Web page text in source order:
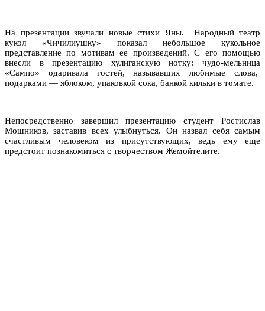
На презентации звучали новые стихи Яны. Народный театр
кукол «Чичилиушку» показал небольшое кукольное
представление по мотивам ее произведений. С его помощью
внесли в презентацию хулиганскую нотку: чудо-мельница
«Сампо» одаривала гостей, называвших любимые слова,
подарками — яблоком, упаковкой сока, банкой кильки в томате.
Непосредственно завершил презентацию студент Ростислав
Мошников, заставив всех улыбнуться. Он назвал себя самым
счастливым человеком из присутствующих, ведь ему еще
предстоит познакомиться с творчеством Жемойтелите.